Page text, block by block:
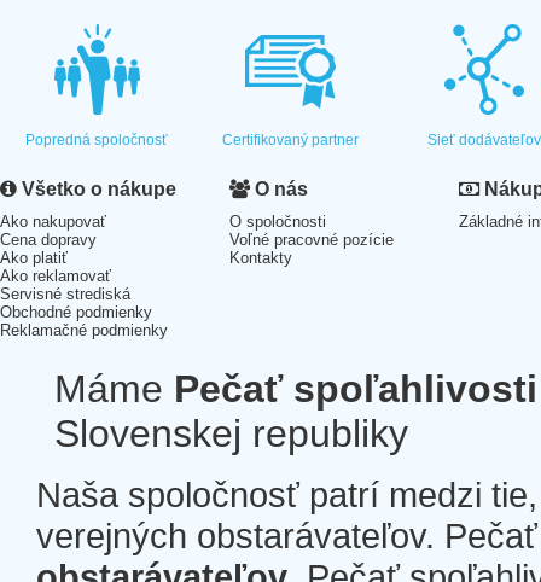
Popredná spoločnosť Certifikovaný partner Sieť dodávateľov
Všetko o nákupe
Ako nakupovať
Cena dopravy
Ako platiť
Ako reklamovať
Servisné strediská
Obchodné podmienky
Reklamačné podmienky
O nás
O spoločnosti
Voľné pracovné pozície
Kontakty
Základné
Máme Pečať spoľahlivosti
Slovenskej republiky
Naša spoločnosť patrí medzi
verejných obstarávateľov.